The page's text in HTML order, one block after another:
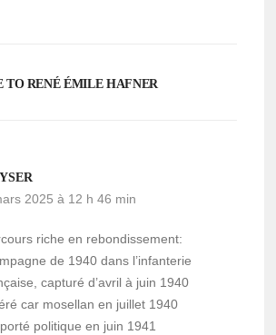
TO RENÉ ÉMILE HAFNER
2025 à 12 h 46 min
riche en rebondissement:
de 1940 dans l’infanterie
capturé d’avril à juin 1940
car mosellan en juillet 1940
politique en juin 1941